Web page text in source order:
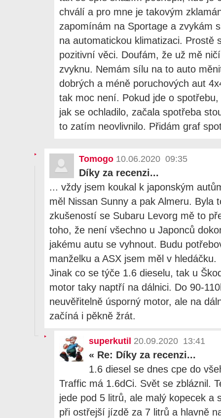
chválí a pro mne je takovým
zapomínám na Sportage a zvykám
na automatickou klimatizaci. Prostě
pozitivní věci. Doufám, že už mě
zvyknu. Nemám sílu na to auto
dobrých a méně poruchových aut
tak moc není. Pokud jde o
jak se ochladilo, začala spotřeba
to zatím neovlivnilo. Přidám graf
Tomogo 10.06.2020 09:35
Díky za recenzi...
... vždy jsem koukal k japonským
měl Nissan Sunny a pak Almeru. Byla
zkušeností se Subaru Levorg mě to
toho, že není všechno u Japonců
jakému autu se vyhnout. Budu
manželku a ASX jsem měl v hledáčku.
Jinak co se týče 1.6 dieselu, tak u
motor taky naptří na dálnici. Do 90-
neuvěřitelně úsporný motor, ale na
začíná i pěkně žrát.
superkutil 20.09.2020 13:41
« Re: Díky za recenzi...
1.6 diesel se dnes cpe do
Traffic má 1.6dCi. Svět se zbláznil.
jede pod 5 litrů, ale malý kopecek a
při ostřejší jízdě za 7 litrů a hlavně